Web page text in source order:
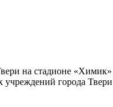
на стадионе
города